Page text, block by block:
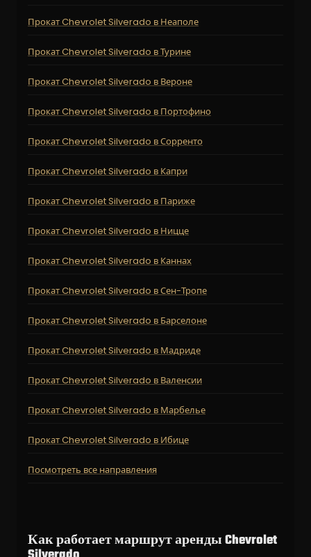
Прокат Chevrolet Silverado в Неаполе
Прокат Chevrolet Silverado в Турине
Прокат Chevrolet Silverado в Вероне
Прокат Chevrolet Silverado в Портофино
Прокат Chevrolet Silverado в Сорренто
Прокат Chevrolet Silverado в Капри
Прокат Chevrolet Silverado в Париже
Прокат Chevrolet Silverado в Ницце
Прокат Chevrolet Silverado в Каннах
Прокат Chevrolet Silverado в Сен-Тропе
Прокат Chevrolet Silverado в Барселоне
Прокат Chevrolet Silverado в Мадриде
Прокат Chevrolet Silverado в Валенсии
Прокат Chevrolet Silverado в Марбелье
Прокат Chevrolet Silverado в Ибице
Посмотреть все направления
Как работает маршрут аренды Chevrolet